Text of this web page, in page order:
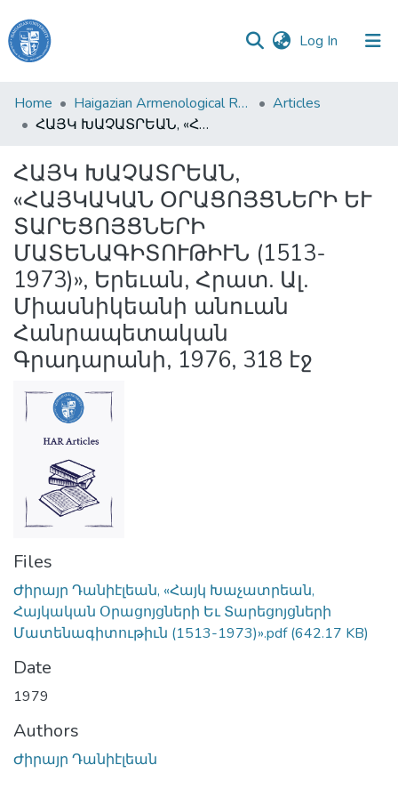
Log In (current)
Haigazian
University
&
Collections
All of DSpace
Home Haigazian Armenological Review
Articles
ՀԱՅԿ ԽԱՉԱՏՐԵԱՆ, «ՀԱՅԿԱԿԱՆ ՕՐԱՑՈՅՑՆԵՐԻ ԵՒ ՏԱՐԵՑՈՅՑՆԵՐԻ ՄԱՏԵՆԱԳԻՏՈՒԹԻՒՆ (1513-1973)», Երեւան, Հրատ. Ալ. Միասնիկեանի անուան Հանրապետական Գրադարանի, 1976, 318 էջ
ՀԱՅԿ ԽԱՉԱՏՐԵԱՆ,
«ՀԱՅԿԱԿԱՆ ՕՐԱՑՈՅՑՆԵՐԻ ԵՒ
ՏԱՐԵՑՈՅՑՆԵՐԻ
ՄԱՏԵՆԱԳԻՏՈՒԹԻՒՆ (1513-
1973)», Երեւան, Հրատ. Ալ.
Միասնիկեանի անուան
Հանրապետական
Գրադարանի, 1976, 318 էջ
Files
Ժիրայր Դանիէլեան, «Հայկ Խաչատրեան,
Հայկական Օրացոյցների Եւ Տարեցոյցների
Մատենագիտութիւն (1513-1973)».pdf(642.17 KB)
Date
1979
Authors
Ժիրայր Դանիէլեան